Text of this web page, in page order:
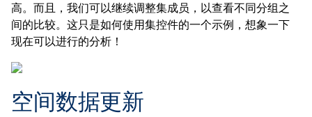
高。而且，我们可以继续调整集成员，以查看不同分组之
间的比较。这只是如何使用集控件的一个示例，想象一下
现在可以进行的分析！
空间数据更新